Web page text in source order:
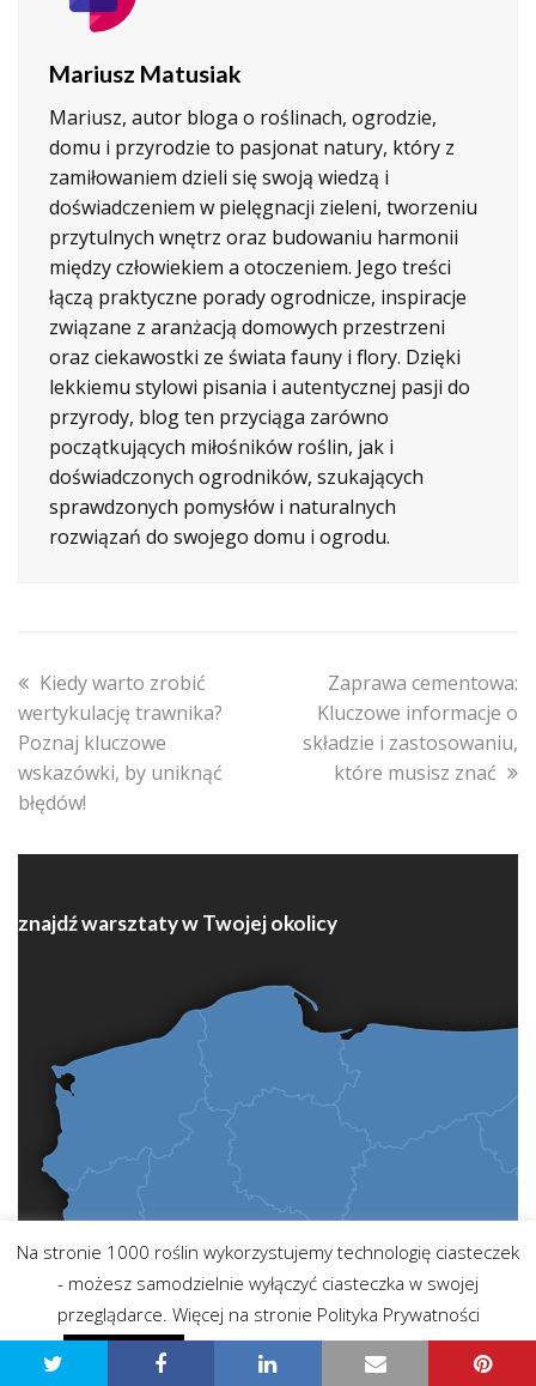
Mariusz Matusiak
Mariusz, autor bloga o roślinach, ogrodzie,
domu i przyrodzie to pasjonat natury, który z
zamiłowaniem dzieli się swoją wiedzą i
doświadczeniem w pielęgnacji zieleni, tworzeniu
przytulnych wnętrz oraz budowaniu harmonii
między człowiekiem a otoczeniem. Jego treści
łączą praktyczne porady ogrodnicze, inspiracje
związane z aranżacją domowych przestrzeni
oraz ciekawostki ze świata fauny i flory. Dzięki
lekkiemu stylowi pisania i autentycznej pasji do
przyrody, blog ten przyciąga zarówno
początkujących miłośników roślin, jak i
doświadczonych ogrodników, szukających
sprawdzonych pomysłów i naturalnych
rozwiązań do swojego domu i ogrodu.
previous
post:
Kiedy warto zrobić
wertykulację trawnika?
Poznaj kluczowe
wskazówki, by uniknąć
błędów!
next
post:
Zaprawa cementowa:
Kluczowe informacje o
składzie i zastosowaniu,
które musisz znać
znajdź warsztaty w Twojej okolicy
Na stronie 1000 roślin wykorzystujemy technologię ciasteczek
- możesz samodzielnie wyłączyć ciasteczka w swojej
przeglądarce. Więcej na stronie Polityka Prywatności
Zgadzam się Polityka prywatności - przeczytaj